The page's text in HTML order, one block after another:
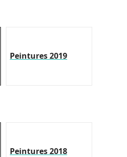
Peintures 2019
Peintures 2018